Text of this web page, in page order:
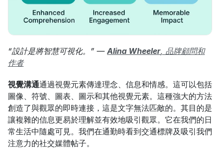
“設計是將智慧可視化。” — Alina Wheeler, 品牌顧問和
作者
視覺溝通通過視覺元素傳達理念、信息和情感。這可以包括
圖像、符號、圖表、圖示和其他視覺元素。這種強大的方法
創造了與觀眾的即時連接，這是文字無法匹敵的。其目的是
讓複雜的信息更易於理解並有效地吸引觀眾。它在我們的日
常生活中隨處可見。我們在通勤時看到交通標牌及吸引我們
注意力的社交媒體帖子。